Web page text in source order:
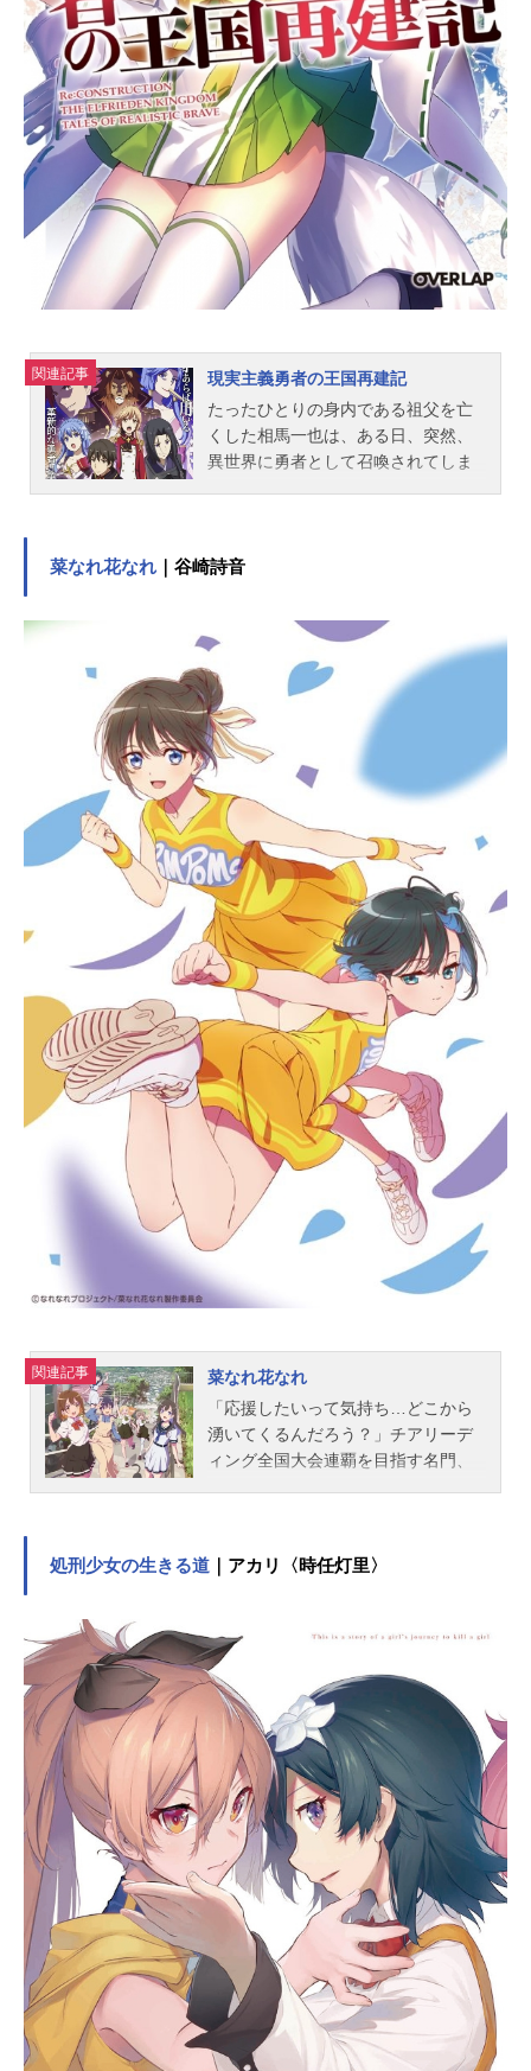
のぼのキュートな日常、はじまりま
す。作品名くノ一ツバキの胸の内放
送形態TVアニメスケジュール2022年
4月9日（土）～2022年7月3日（土）
TOKYOMXほか話数全13話キャスト
ツバキ：夏吉ゆうこサザンカ：根本
京里アサガオ：鈴代紗弓リンドウ：
小原好美タチアオイ：市ノ瀬加那ヒ
グルマ：峯田茉優ハギ：近藤玲奈シ
オ...
関連記事
現実主義勇者の王国再建記
たったひとりの身内である祖父を亡
くした相馬一也は、ある日、突然、
異世界に勇者として召喚されてしま
つうの青年のソーマだが、持ち前の
新しい政策を打ち出し、傾きかけて
いた王国の財政政治体制を立て直し
ていく。ソーマと共に歩むのは、エ
ルフリーデン王国の王女リーシア、
王国一の武を誇るダークエルフのア
イーシャ、怜悧な頭脳を持つハク
ヤ、大食いのポンチョ、歌姫のジュ
ナ、動物と意思疎通できる少女トモ
エなど、多才で個性的な仲間たち。
現代知識で窮地の王国を再生する異
世界内政ファンタジー、『現実主義
勇者の王国再建記』。いよいよ開
幕！作品名現実主義勇者の王国再建
記放送形態TVアニメスケジュール20
21年7月3日（土）～2021年9月25日
（土）TOKYOMX・BS11ほか話数全
13話キャストソーマ・カズヤ：小林
裕介リーシア・エルフリーデン：水
瀬いのりアイーシャ・ウドガルド：
長谷川育美ジュナ・ドーマ：上田麗
奈ハクヤ・クオンミン：興津和幸ト
モエ・イヌイ：岸本萌佳（佳原萌
枝）ポンチョ・パナコッタ：水中雅
章ゲオルグ・カーマイン：楠大典エ
クセル...
菜なれ花なれ ｜谷崎詩音
関連記事
菜なれ花なれ
「応援したいって気持ち…どこから
湧いてくるんだろう？」チアリーデ
ィング全国大会連覇を目指す名門、
けで飛べなくなってしまう。そんな
へと飛び移るパルクール女子高生、
小父内涼葉だった。かなたと涼葉に
新体操お嬢様・詩音。ブラジルから
の帰国子女・杏那。杏那のクラスメ
イト、ヨガ哲学女子・穏花。そして
かなたの元チームメイト、車いす女
子の恵深。趣味も特技も性格もバラ
バラなメンバーが歌ったり、ぶつか
ったり、スタンツしたり、妄想した
り…。応援したいって純粋な気持ち
が揃う時、PoMPoMs（ポンポンズ）
の応援はチアリーディングの枠を超
えて人の心に伝わっていく。群馬の
女子高生6人の応援が、世界をちょっ
とだけ変える…のかも？作品名菜な
れ花なれ放送形態TVアニメスケジュ
ール2024年7月7日（日）〜2024年9
処刑少女の生きる道 ｜アカリ〈時任灯里〉